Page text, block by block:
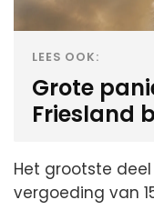
LEES OOK:
Grote
Friesland
Het grootste
vergoeding van